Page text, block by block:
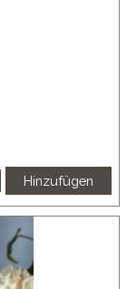
Hinzufügen